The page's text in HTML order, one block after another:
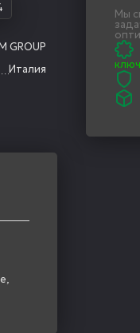
GROUP
Италия
Мы
ключ